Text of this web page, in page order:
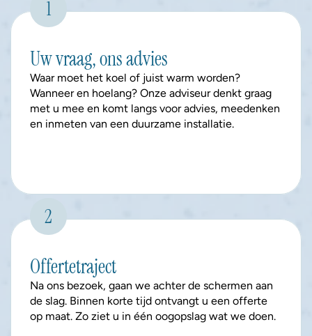
1
Uw vraag, ons advies
Waar moet het koel of juist warm worden?
Wanneer en hoelang? Onze adviseur denkt graag
met u mee en komt langs voor advies, meedenken
en inmeten van een duurzame installatie.
2
Offertetraject
Na ons bezoek, gaan we achter de schermen aan
de slag. Binnen korte tijd ontvangt u een offerte
op maat. Zo ziet u in één oogopslag wat we doen.